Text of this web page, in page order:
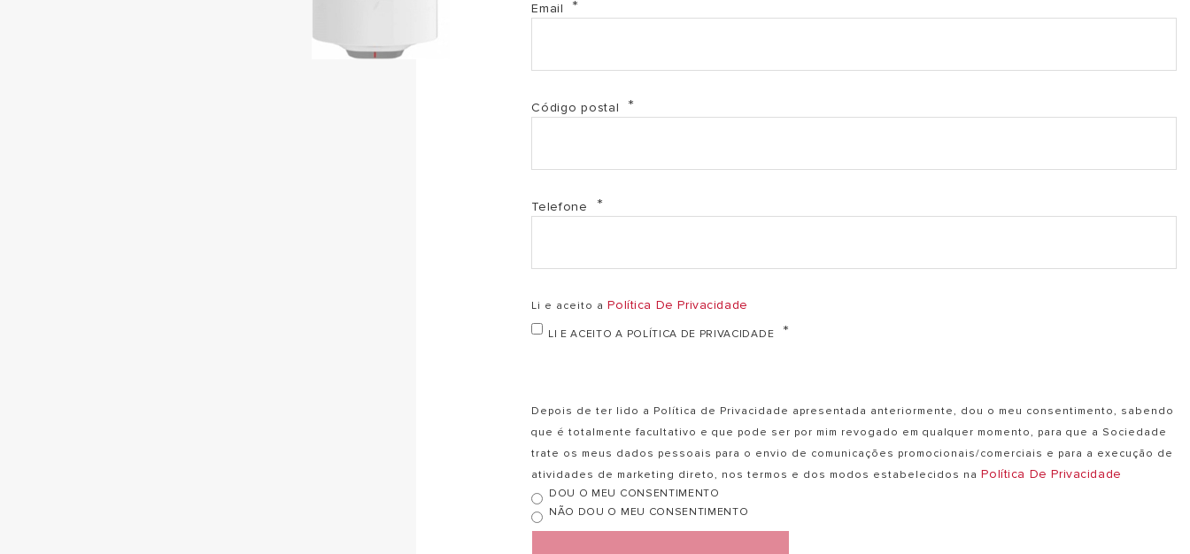
PRO1_R_VTD (PDF, 467.70 kb)
Email
Código postal
Telefone
Li e aceito aPolítica De Privacidade
LI E ACEITO A POLÍTICA DE PRIVACIDADE
Depois de ter lido a Política de Privacidade apresentada anteriormente, dou o meu consentimento, sabendo
que é totalmente facultativo e que pode ser por mim revogado em qualquer momento, para que a Sociedade
trate os meus dados pessoais para o envio de comunicações promocionais/comerciais e para a execução de
atividades de marketing direto, nos termos e dos modos estabelecidos naPolítica De Privacidade
DOU O MEU CONSENTIMENTO
NÃO DOU O MEU CONSENTIMENTO